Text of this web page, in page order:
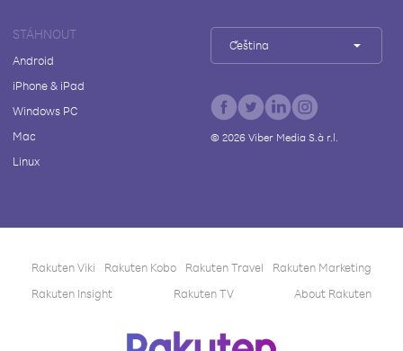
STÁHNOUT
Android
iPhone & iPad
Windows PC
Mac
Linux
Čeština
© 2026Viber Media S.à r.l.
Rakuten Viki Rakuten Kobo Rakuten Travel
Rakuten Marketing
Rakuten Insight
Rakuten TV About Rakuten